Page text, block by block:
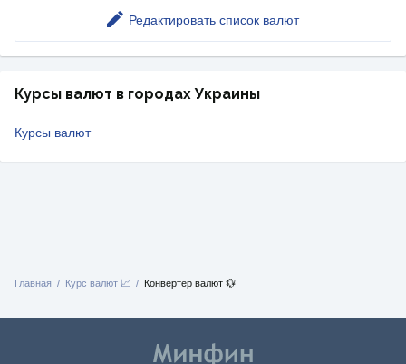
Редактировать список валют
Курсы валют в городах Украины
Курсы валют
Главная Курс валют 📈 Конвертер валют 💱